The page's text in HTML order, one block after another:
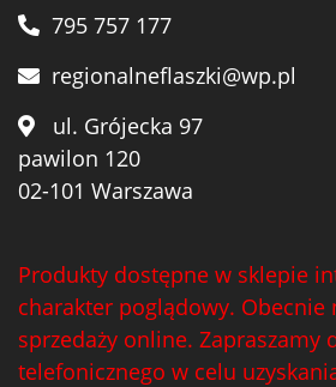
795 757 177
regionalneflaszki@wp.pl
ul. Grójecka 97
pawilon 120
02-101 Warszawa
Produkty dostępne w sklepie
charakter poglądowy. Obecnie
sprzedaży online. Zapraszamy
telefonicznego w celu